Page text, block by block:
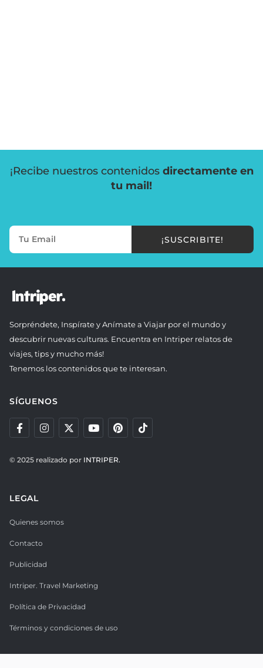
¡Recibe nuestros contenidos directamente en
tu mail!
¡SUSCRIBITE!
Sorpréndete, Inspírate y Anímate a Viajar por el mundo y
descubrir nuevas culturas. Encuentra en Intriper relatos de
viajes, tips y mucho más!
Tenemos los contenidos que te interesan.
SÍGUENOS
© 2025 realizado por INTRIPER.
LEGAL
Quienes somos
Contacto
Publicidad
Intriper. Travel Marketing
Política de Privacidad
Términos y condiciones de uso